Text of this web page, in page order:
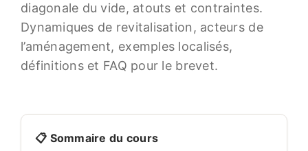
Langues
diagonale du vide, atouts et contraintes.
Dynamiques de revitalisation, acteurs de
l’aménagement, exemples localisés,
définitions et FAQ pour le brevet.
📋 Sommaire du cours